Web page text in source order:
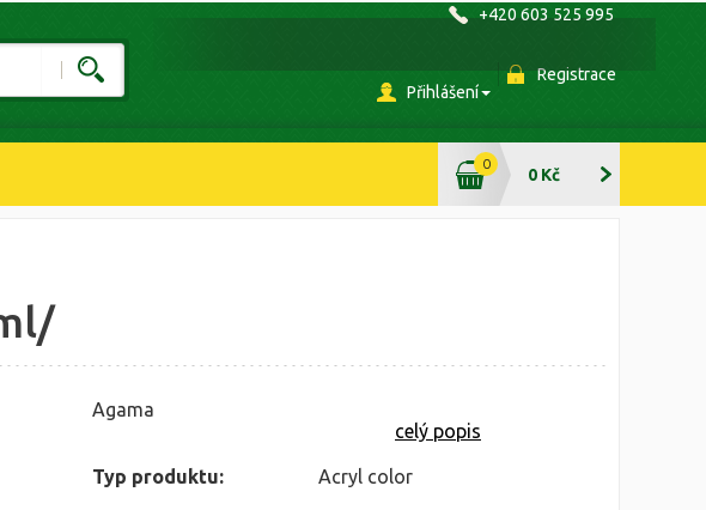
+420 603 525 995
Přihlášení
Registrace
0
0 Kč
Agama
celý popis
Typ produktu: Acryl color